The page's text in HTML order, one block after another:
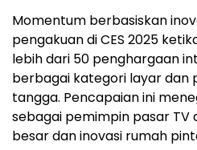
Momentum berbasiskan
pengakuan di CES 2025
lebih dari 50 penghargaan
berbagai kategori layar dan
tangga. Pencapaian ini
sebagai pemimpin pasar
besar dan inovasi rumah